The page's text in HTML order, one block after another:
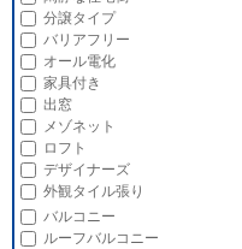
分譲タイプ
バリアフリー
オール電化
家具付き
出窓
メゾネット
ロフト
デザイナーズ
外観タイル張り
バルコニー
ルーフバルコニー